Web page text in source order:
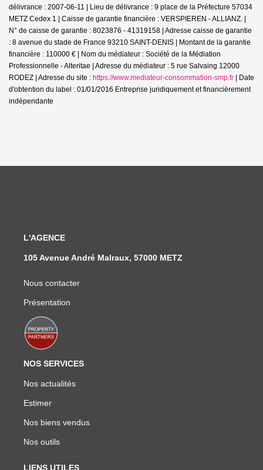
délivrance : 2007-06-11 | Lieu de délivrance : 9 place de la Préfecture 57034
METZ Cedex 1 | Caisse de garantie financière : VERSPIEREN - ALLIANZ. |
N° de caisse de garantie : 8023876 - 41319158 | Adresse caisse de garantie
: 8 avenue du stade de France 93210 SAINT-DENIS | Montant de la garantie
financière : 110000 € | Nom du médiateur : Société de la Médiation
Professionnelle - Alteritae | Adresse du médiateur : 5 rue Salvaing 12000
RODEZ | Adresse du site : https://www.mediateur-consommation-smp.fr | Date
d'obtention du label : 01/01/2016 Entreprise juridiquement et financièrement
indépendante
L'AGENCE
105 Avenue André Malraux, 57000 METZ
Nous contacter
Présentation
NOS SERVICES
Nos actualités
Estimer
Nos biens vendus
Nos outils
LIENS UTILES